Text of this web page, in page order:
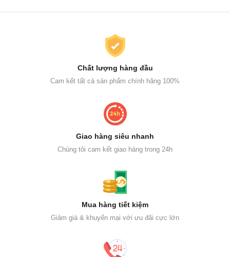
Chất lượng hàng đầu
Cam kết tất cả sản phẩm chính hãng 100%
Giao hàng siêu nhanh
Chúng tôi cam kết giao hàng trong 24h
Mua hàng tiết kiệm
Giảm giá & khuyến mại với ưu đãi cực lớn